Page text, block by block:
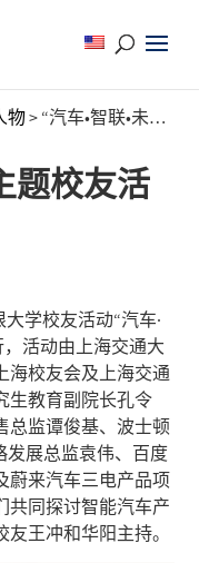
物> “汽车•智联•未来”主题校友活动举行
题校友活
学校友活动“汽车·
活动由上海交通大
海校友会及上海交通
生教育副院长孔令
总监谭俊基、波士顿
发展总监袁伟、百度
蔚来汽车三电产品项
共同探讨智能汽车产
王冲和华阳主持。